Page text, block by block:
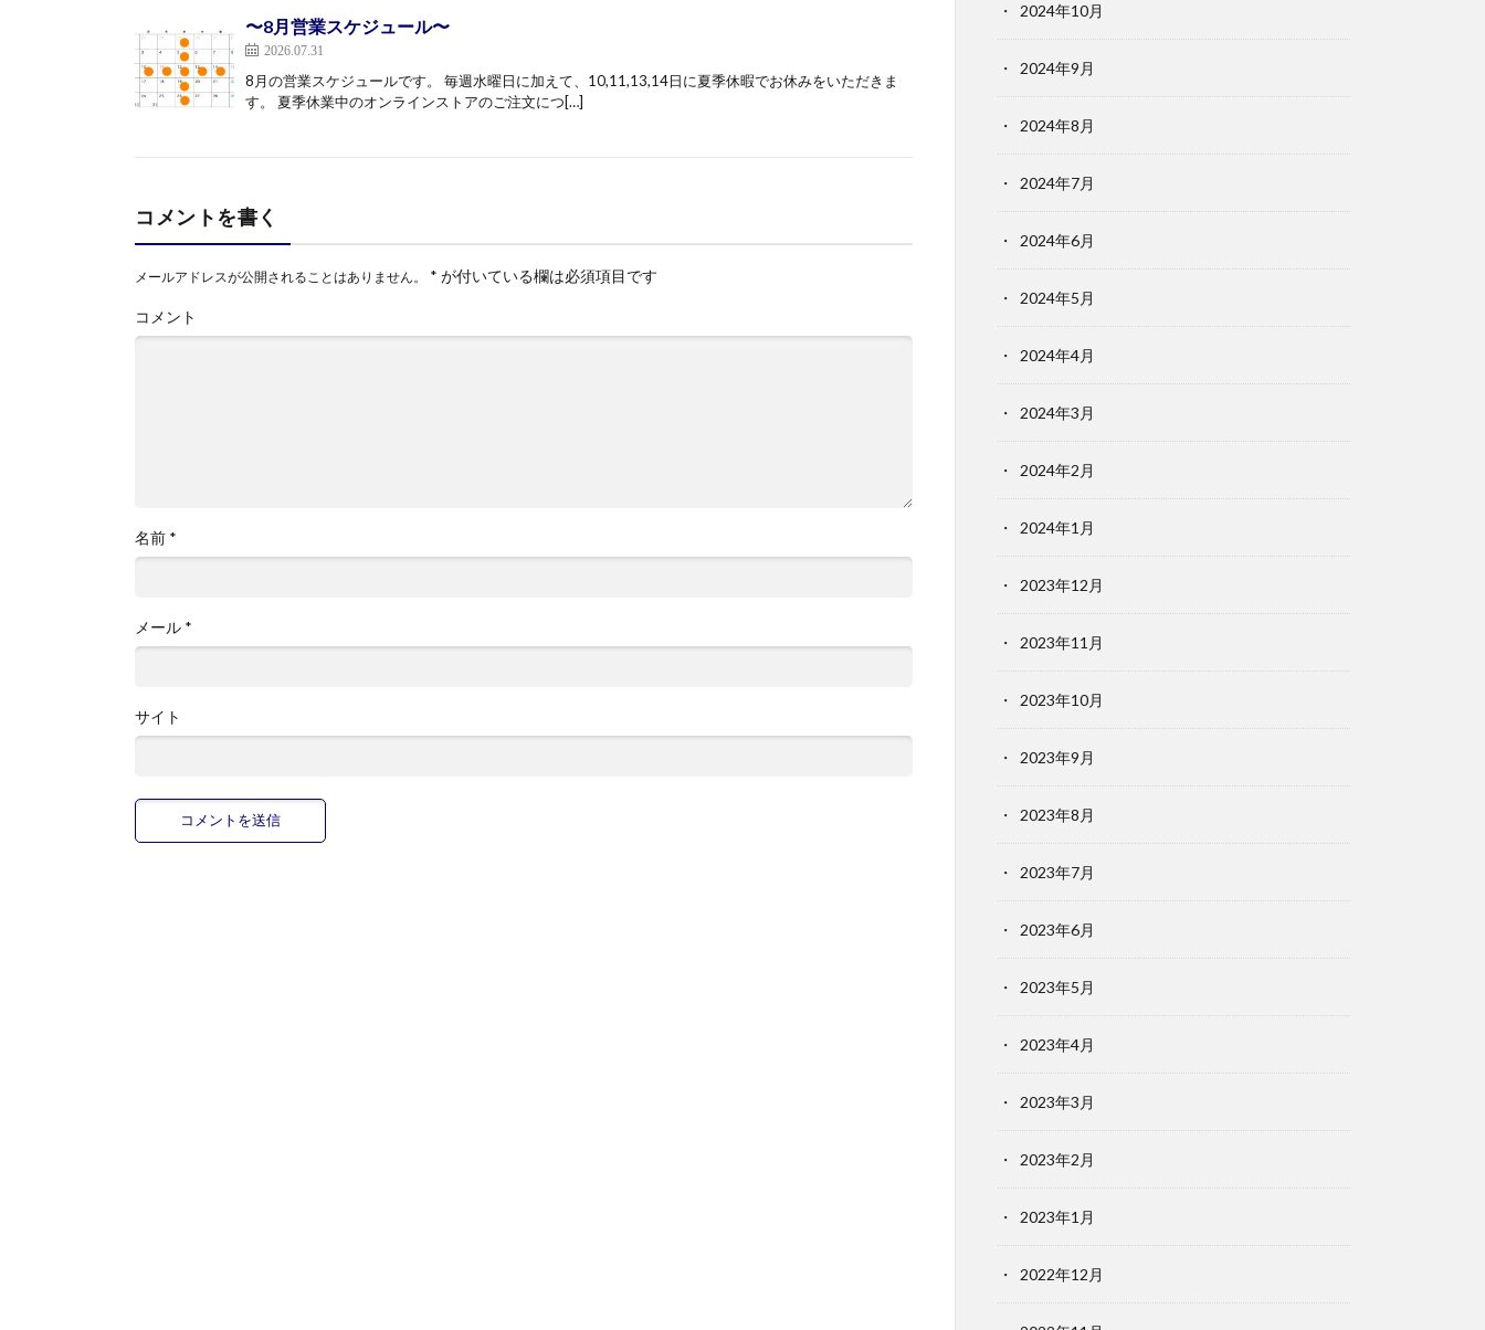
〜8月営業スケジュール〜
2026.07.31
8月の営業スケジュールです。 毎週水曜日に加えて、10,11,13,14日に夏季休暇でお休みをいただきま
す。 夏季休業中のオンラインストアのご注文につ[…]
コメントを書く
メールアドレスが公開されることはありません。 * が付いている欄は必須項目です
コメント
名前 *
メール *
サイト
2024年10月
2024年9月
2024年8月
2024年7月
2024年6月
2024年5月
2024年4月
2024年3月
2024年2月
2024年1月
2023年12月
2023年11月
2023年10月
2023年9月
2023年8月
2023年7月
2023年6月
2023年5月
2023年4月
2023年3月
2023年2月
2023年1月
2022年12月